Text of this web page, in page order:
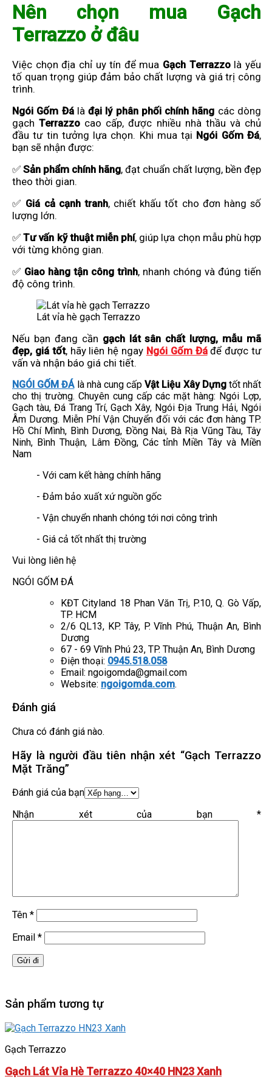
Nên chọn mua Gạch
Terrazzo ở đâu
Việc chọn địa chỉ uy tín để mua Gạch Terrazzolà yếu
tố quan trọng giúp đảm bảo chất lượng và giá trị công
trình.
Ngói Gốm Đálàđại lý phân phối chính hãng các dòng
gạchTerrazzo cao cấp, được nhiều nhà thầu và chủ
đầu tư tin tưởng lựa chọn. Khi mua tại Ngói Gốm Đá,
bạn sẽ nhận được:
✅ Sản phẩm chính hãng, đạt chuẩn chất lượng, bền đẹp
theo thời gian.
✅ Giá cả cạnh tranh, chiết khấu tốt cho đơn hàng số
lượng lớn.
✅Tư vấn kỹ thuật miễn phí, giúp lựa chọn mẫu phù hợp
với từng không gian.
✅ Giao hàng tận công trình, nhanh chóng và đúng tiến
độ công trình.
Lát vỉa hè gạch Terrazzo
Nếu bạn đang cần gạch lát sân chất lượng, mẫu mã
đẹp, giá tốt, hãy liên hệ ngay Ngói Gốm Đáđể được tư
vấn và nhận báo giá chi tiết.
NGÓI GỐM ĐÁlà nhà cung cấp Vật Liệu Xây Dựngtốt nhất
cho thị trường. Chuyên cung cấp các mặt hàng: Ngói Lợp,
Gạch tàu, Đá Trang Trí, Gạch Xây, Ngói Địa Trung Hải, Ngói
Âm Dương. Miễn Phí Vận Chuyển đối với các đơn hàng TP.
Hồ Chí Mình, Bình Dương, Đồng Nai, Bà Rịa Vũng Tàu, Tây
Ninh, Bình Thuận, Lâm Đồng, Các tỉnh Miền Tây và Miền
Nam
- Với cam kết hàng chính hãng
- Đảm bảo xuất xứ nguồn gốc
- Vận chuyển nhanh chóng tới nơi công trình
- Giá cả tốt nhất thị trường
Vui lòng liên hệ
NGÓI GỐM ĐÁ
KĐT Cityland 18 Phan Văn Trị, P.10, Q. Gò Vấp,
TP. HCM
2/6 QL13, KP. Tây, P. Vĩnh Phú, Thuận An, Bình
Dương
67 - 69 Vĩnh Phú 23, TP. Thuận An, Bình Dương
Điện thoại: 0945.518.058
Email: ngoigomda@gmail.com
Website: ngoigomda.com.
Đánh giá
Chưa có đánh giá nào.
Hãy là người đầu tiên nhận xét “Gạch Terrazzo
Mặt Trăng”
Đánh giá của bạn
Nhận xét của bạn *
Tên *
Email *
Sản phẩm tương tự
Gạch Terrazzo
Gạch Lát Vỉa Hè Terrazzo 40×40 HN23 Xanh